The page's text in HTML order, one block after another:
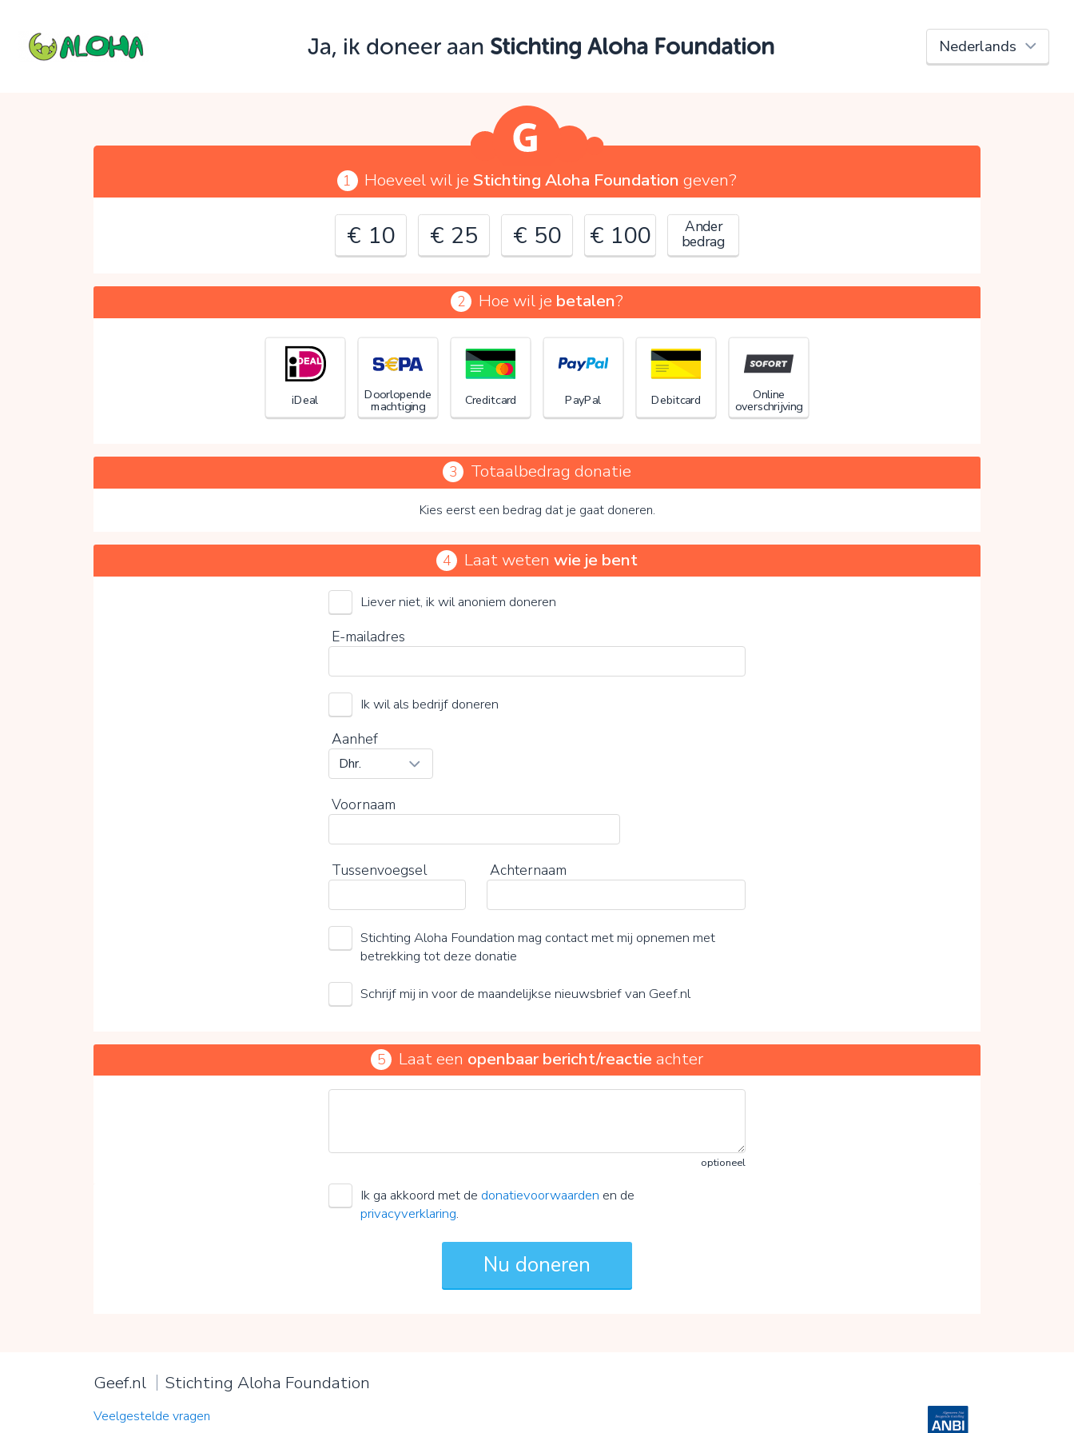
Ja, ik doneer aan Stichting Aloha Foundation
1 Hoeveel wil je Stichting Aloha Foundation geven?
€ 10 € 25 € 50 € 100 Ander
bedrag
€
2 Hoe wil je betalen?
iDeal Doorlopende
machtiging Creditcard PayPal Debitcard Online
overschrijving
3 Totaalbedrag donatie
Kies eerst een bedrag dat je gaat doneren.
Stichting Aloha Foundation
Kies je vrijwillige bijdrage
0% 20%
4 Laat weten wie je bent
Liever niet, ik wil anoniem doneren
E-mailadres
Ik wil als bedrijf doneren
Aanhef
Voornaam
Tussenvoegsel Achternaam
Stichting Aloha Foundation mag contact met mij opnemen met
betrekking tot deze donatie
Schrijf mij in voor de maandelijkse nieuwsbrief van Geef.nl
5 Laat een openbaar bericht/reactie achter
optioneel
Ik ga akkoord met de donatievoorwaarden en de
privacyverklaring.
Geef.nl Stichting Aloha Foundation
Veelgestelde vragen
OK